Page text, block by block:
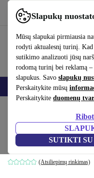
Slapukų
Mūsų slapukai pirmiausia
rodyti aktualesnį turinį.
sutikimo analizuoti jūsų
rodomą turinį bei reklamą
slapukus. Savo slapukų
Perskaitykite mūsų
Perskaitykite duomenų
SUTIKTI
Naudok refurbed greitai ir
Išmanieji telefonai
Fehn muzika
Daugiaspalvis
(Atsiliepimų rinkimas)